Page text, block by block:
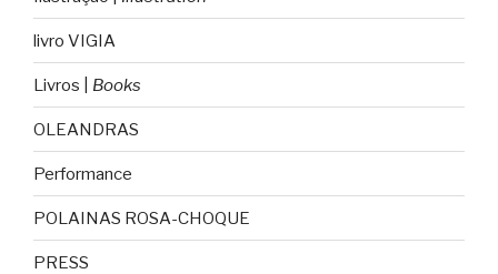
livro VIGIA
Livros | Books
OLEANDRAS
Performance
POLAINAS ROSA-CHOQUE
PRESS